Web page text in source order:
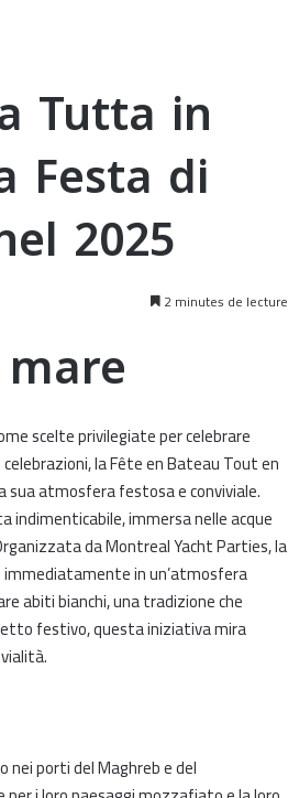
Tutta in
Festa di
2025
2 minutes de lecture
scelte privilegiate per celebrare
la Fête en Bateau Tout en
sua atmosfera festosa e conviviale.
indimenticabile, immersa nelle acque
da Montreal Yacht Parties, la
in un’atmosfera
abiti bianchi, una tradizione che
festivo, questa iniziativa mira
nei porti del Maghreb e del